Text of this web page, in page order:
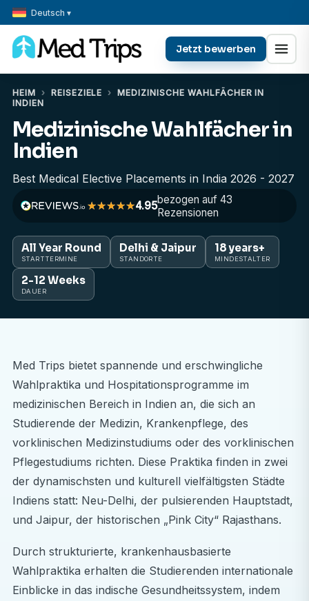
Deutsch ▾
Jetzt bewerben
HEIM › REISEZIELE ›
MEDIZINISCHE WAHLFÄCHER IN
INDIEN
Medizinische Wahlfächer in
Indien
Best Medical Elective Placements in India 2026 - 2027
4.95bezogen auf 43
Rezensionen
All Year Round
STARTTERMINE
Delhi & Jaipur
STANDORTE
18 years+
MINDESTALTER
2-12 Weeks
DAUER
Med Trips bietet spannende und erschwingliche
Wahlpraktika und Hospitationsprogramme im
medizinischen Bereich in Indien an, die sich an
Studierende der Medizin, Krankenpflege, des
vorklinischen Medizinstudiums oder des vorklinischen
Pflegestudiums richten. Diese Praktika finden in zwei
der dynamischsten und kulturell vielfältigsten Städte
Indiens statt: Neu-Delhi, der pulsierenden Hauptstadt,
und Jaipur, der historischen „Pink City“ Rajasthans.
Durch strukturierte, krankenhausbasierte
Wahlpraktika erhalten die Studierenden internationale
Einblicke in das indische Gesundheitssystem, indem